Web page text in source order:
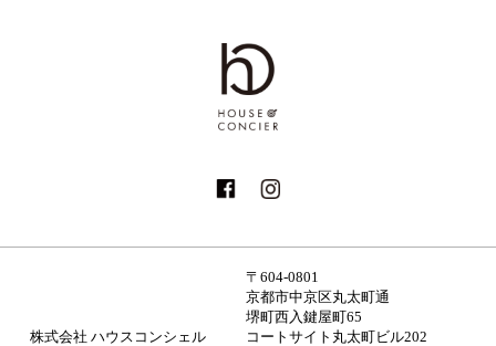
株式会社 ハウスコンシェル
〒604-0801
京都市中京区丸太町通
堺町西入鍵屋町65
コートサイト丸太町ビル202